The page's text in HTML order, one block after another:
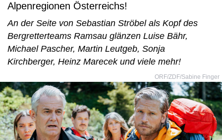
Alpenregionen Österreichs!
An der Seite von Sebastian Ströbel als Kopf des
Bergretterteams Ramsau glänzen Luise Bähr,
Michael Pascher, Martin Leutgeb, Sonja
Kirchberger, Heinz Marecek und viele mehr!
ORF/ZDF/Sabine Finger